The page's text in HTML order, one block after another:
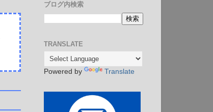
ブログ内検索
TRANSLATE
Powered by Translate